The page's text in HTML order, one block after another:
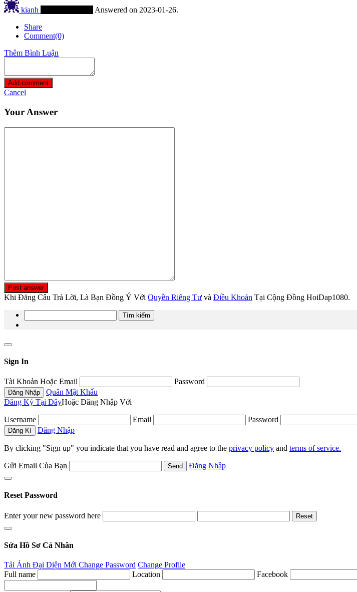
kianh
Answered on 2023-01-26.
Share
Comment(0)
Thêm Bình Luận
Add comment
Cancel
Your Answer
Post answer
Khi Đăng Câu Trả Lời, Là Bạn Đồng Ý Với Quyền Riêng Tư và Điều Khoản Tại Cộng Đồng HoiDap1080.
kiếm
Sign In
Tài Khoản Hoặc Email
Password
Quân Mật Khẩu
Đăng Ký Tại ĐâyHoặc Đăng Nhập Với
Username Email Password
Đăng Nhập
By clicking "Sign up" you indicate that you have read and agree to the privacy policy and terms of service.
Gửi Email Của Bạn Đăng Nhập
Reset Password
Enter your new password here
Sửa Hồ Sơ Cá Nhân
Tải Ảnh Đại Diện Mới Change Password Change Profile
Full name
Location Facebook